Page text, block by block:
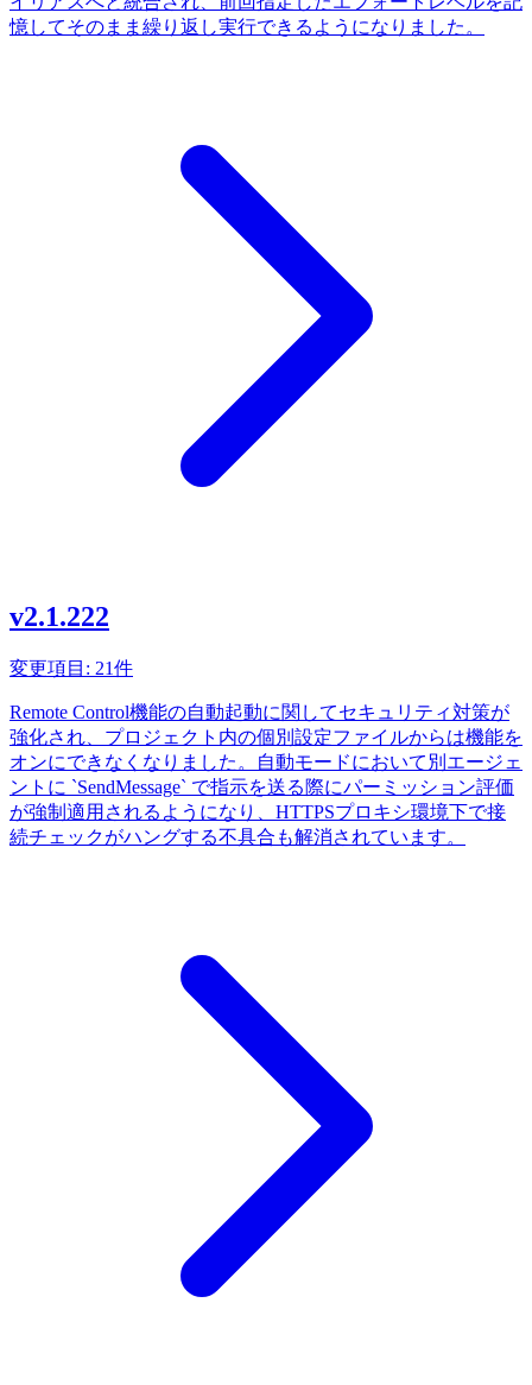
憶してそのまま繰り返し実行できるようになりました。
v2.1.222
変更項目: 21件
Remote Control機能の自動起動に関してセキュリティ対策が
強化され、プロジェクト内の個別設定ファイルからは機能を
オンにできなくなりました。自動モードにおいて別エージェ
ントに `SendMessage` で指示を送る際にパーミッション評価
が強制適用されるようになり、HTTPSプロキシ環境下で接
続チェックがハングする不具合も解消されています。